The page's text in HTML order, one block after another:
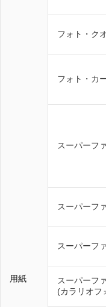
用紙
フォト・ク
フォト・カ
スーパーフ
スーパーフ
スーパーフ
スーパーフ
(カラリオフ